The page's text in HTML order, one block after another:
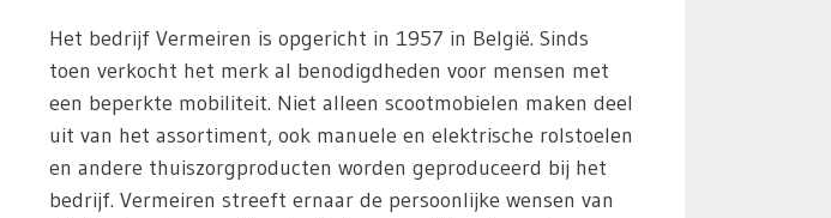
Het bedrijf Vermeiren is opgericht in 1957 in België. Sinds
toen verkocht het merk al benodigdheden voor mensen met
een beperkte mobiliteit. Niet alleen scootmobielen maken deel
uit van het assortiment, ook manuele en elektrische rolstoelen
en andere thuiszorgproducten worden geproduceerd bij het
bedrijf. Vermeiren streeft ernaar de persoonlijke wensen van